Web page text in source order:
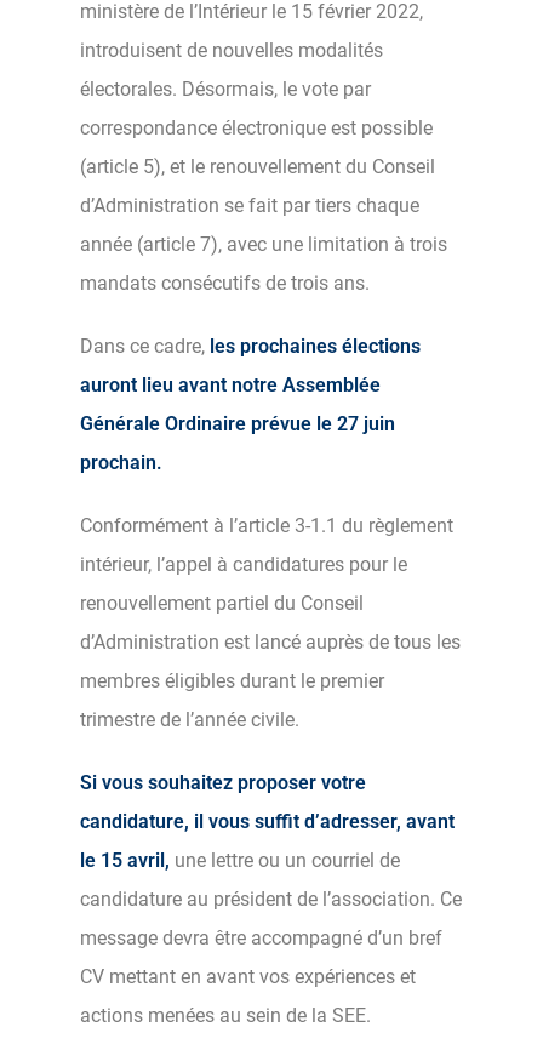
ministère de l’Intérieur le 15 février 2022,
introduisent de nouvelles modalités
électorales. Désormais, le vote par
correspondance électronique est possible
(article 5), et le renouvellement du Conseil
d’Administration se fait par tiers chaque
année (article 7), avec une limitation à trois
mandats consécutifs de trois ans.
Dans ce cadre, les prochaines élections
auront lieu avant notre Assemblée
Générale Ordinaire prévue le 27 juin
prochain.
Conformément à l’article 3-1.1 du règlement
intérieur, l’appel à candidatures pour le
renouvellement partiel du Conseil
d’Administration est lancé auprès de tous les
membres éligibles durant le premier
trimestre de l’année civile.
Si vous souhaitez proposer votre
candidature, il vous suffit d’adresser, avant
le 15 avril, une lettre ou un courriel de
candidature au président de l’association. Ce
message devra être accompagné d’un bref
CV mettant en avant vos expériences et
actions menées au sein de la SEE.